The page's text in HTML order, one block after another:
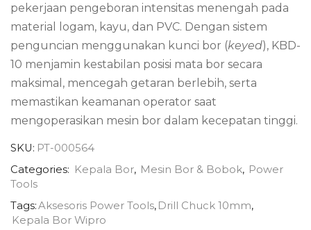
pekerjaan pengeboran intensitas menengah pada
material logam, kayu, dan PVC. Dengan sistem
penguncian menggunakan kunci bor (keyed), KBD-
10 menjamin kestabilan posisi mata bor secara
maksimal, mencegah getaran berlebih, serta
memastikan keamanan operator saat
mengoperasikan mesin bor dalam kecepatan tinggi.
SKU: PT-000564
Categories: Kepala Bor, Mesin Bor & Bobok, Power
Tools
Tags:Aksesoris Power Tools, Drill Chuck 10mm,
Kepala Bor Wipro